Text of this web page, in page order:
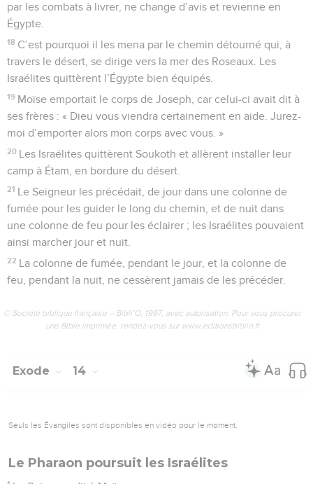
par les combats à livrer, ne change d’avis et revienne en
Égypte.
18 C’est pourquoi il les mena par le chemin détourné qui, à
travers le désert, se dirige vers la mer des Roseaux. Les
Israélites quittèrent l’Égypte bien équipés.
19 Moïse emportait le corps de Joseph, car celui-ci avait dit à
ses frères : « Dieu vous viendra certainement en aide. Jurez-
moi d’emporter alors mon corps avec vous. »
20 Les Israélites quittèrent Soukoth et allèrent installer leur
camp à Étam, en bordure du désert.
21 Le Seigneur les précédait, de jour dans une colonne de
fumée pour les guider le long du chemin, et de nuit dans
une colonne de feu pour les éclairer ; les Israélites pouvaient
ainsi marcher jour et nuit.
22 La colonne de fumée, pendant le jour, et la colonne de
feu, pendant la nuit, ne cessèrent jamais de les précéder.
© Société biblique française – Bibli’O, 1997, avec autorisation. Pour vous procurer
une Bible imprimée, rendez-vous sur www.editionsbiblio.fr
Exode 14
Seuls les Évangiles sont disponibles en vidéo pour le moment.
Le Pharaon poursuit les Israélites